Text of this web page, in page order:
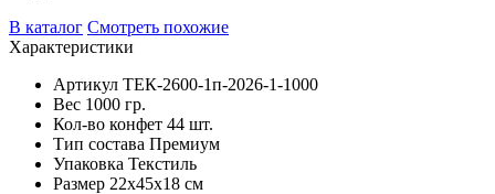
В каталог Смотреть похожие
Характеристики
Артикул ТЕК-2600-1п-2026-1-1000
Вес 1000 гр.
Кол-во конфет 44 шт.
Тип состава Премиум
Упаковка Текстиль
Размер 22х45х18 см